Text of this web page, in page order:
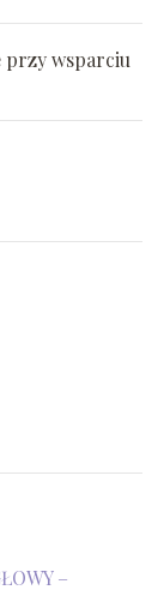
przy wsparciu
–